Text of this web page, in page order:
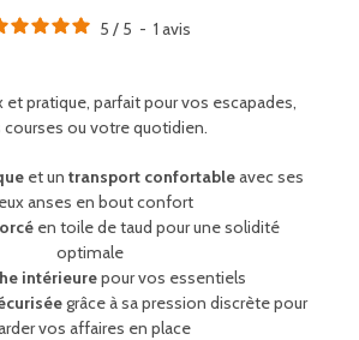
5 / 5 - 1 avis
et pratique, parfait pour vos escapades,
courses ou votre quotidien.
et un transport confortableavec ses
anses en bout confort
en toile de taud pour une solidité
optimale
intérieurepour vos essentiels
grâce à sa pression discrète pour
vos affaires en place